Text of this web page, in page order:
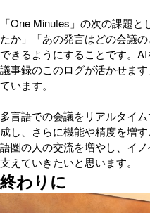
「One Minutes」の次の課題
たか」「あの発言はどの会議
できるようにすることです。
議事録のこのログが活かせま
ています。
多言語での会議をリアルタイ
成し、さらに機能や精度を増
語圏の人の交流を増やし、イ
支えていきたいと思います。
終わりに